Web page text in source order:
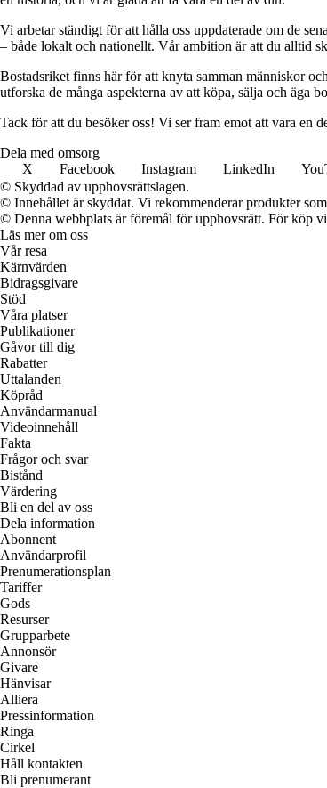
Vi arbetar ständigt för att hålla oss uppdaterade om de
– både lokalt och nationellt. Vår ambition är att du alltid
Bostadsriket finns här för att knyta samman människor
utforska de många aspekterna av att köpa, sälja och äga
Tack för att du besöker oss! Vi ser fram emot att vara en
Dela med omsorg
X
Facebook Instagram LinkedIn
© Skyddad av upphovsrättslagen.
© Innehållet är skyddat. Vi rekommenderar produkter
© Denna webbplats är föremål för upphovsrätt. För köp
Läs mer om oss
Vår resa
Kärnvärden
Bidragsgivare
Stöd
Våra platser
Publikationer
Gåvor till dig
Rabatter
Uttalanden
Köpråd
Användarmanual
Videoinnehåll
Fakta
Frågor och svar
Bistånd
Värdering
Bli en del av oss
Dela information
Abonnent
Användarprofil
Prenumerationsplan
Tariffer
Gods
Resurser
Grupparbete
Annonsör
Givare
Hänvisar
Alliera
Pressinformation
Ringa
Cirkel
Håll kontakten
Bli prenumerant